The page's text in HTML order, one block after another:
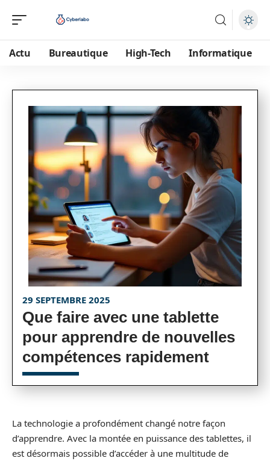
Actu Bureautique High-Tech Informatique
29 SEPTEMBRE 2025
Que faire avec une tablette
pour apprendre de nouvelles
compétences rapidement
La technologie a profondément changé notre façon
d’apprendre. Avec la montée en puissance des tablettes, il
est désormais possible d’accéder à une multitude de